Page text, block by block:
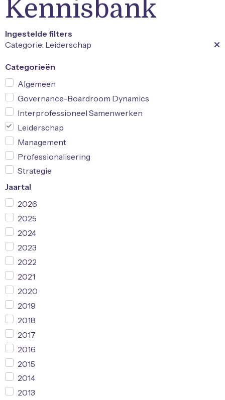
Kennisbank
Ingestelde filters
Categorie: Leiderschap
Categorieën
Algemeen
Governance-Boardroom Dynamics
Interprofessioneel Samenwerken
Leiderschap
Management
Professionalisering
Strategie
Jaartal
2026
2025
2024
2023
2022
2021
2020
2019
2018
2017
2016
2015
2014
2013